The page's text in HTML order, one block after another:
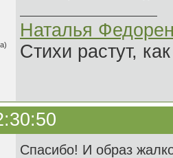
Наталья
Стихи растут,
Спасибо! И образ